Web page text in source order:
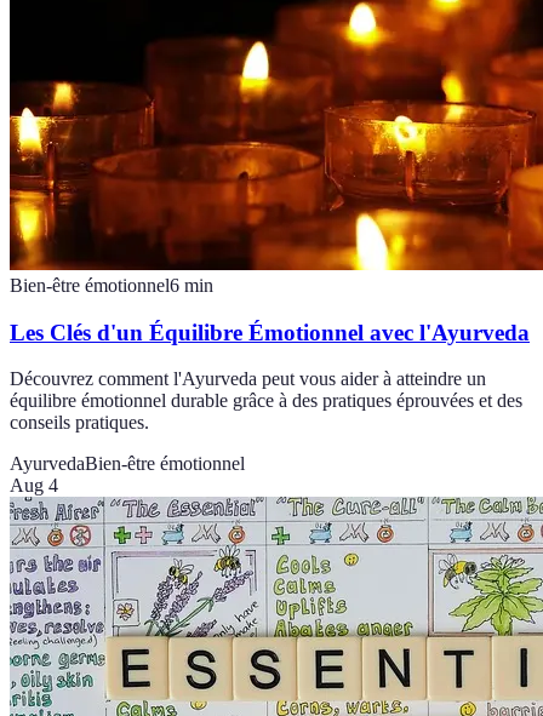
Bien-être émotionnel6 min
Les Clés d'un Équilibre Émotionnel avec l'Ayurveda
Découvrez comment l'Ayurveda peut vous aider à atteindre un
équilibre émotionnel durable grâce à des pratiques éprouvées et des
conseils pratiques.
AyurvedaBien-être émotionnel
Aug 4